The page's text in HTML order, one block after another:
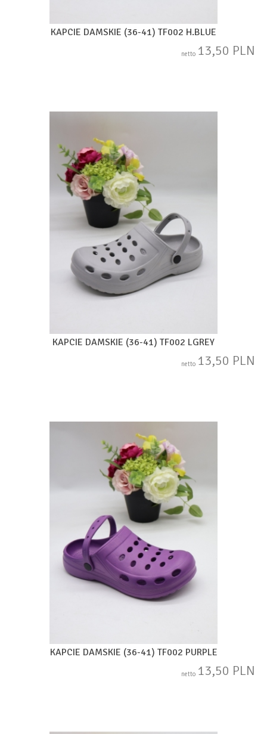
KAPCIE DAMSKIE (36-41) TF002 H.BLUE
netto 13,50 PLN
KAPCIE DAMSKIE (36-41) TF002 LGREY
netto 13,50 PLN
KAPCIE DAMSKIE (36-41) TF002 PURPLE
netto 13,50 PLN